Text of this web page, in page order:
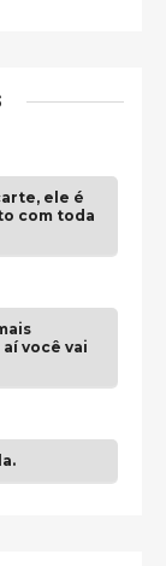
ele é
com toda
você vai